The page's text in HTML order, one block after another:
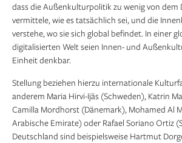
dass die Außenkulturpolitik zu wenig von dem
vermittele, wie es tatsächlich sei, und die
verstehe, wo sie sich global befindet. In einer
digitalisierten Welt seien Innen- und
Einheit denkbar.
Stellung beziehen hierzu internationale
anderem Maria Hirvi-Ijäs (Schweden), Katrin
Camilla Mordhorst (Dänemark), Mohamed Al
Arabische Emirate) oder Rafael Soriano Ortiz
Deutschland sind beispielsweise Hartmut